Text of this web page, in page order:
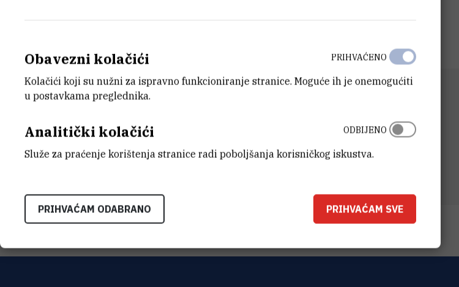
E-MAIL
Bijenička cesta 54
Obavezni kolačići
Kolačići koji su nužni za ispravno funkcioniranje stranice. Moguće ih je onemogućiti
u postavkama preglednika.
PRIHVAĆENO
Analitički kolačići
Služe za praćenje korištenja stranice radi poboljšanja korisničkog iskustva.
ODBIJENO
PRIHVAĆAM ODABRANO PRIHVAĆAM SVE